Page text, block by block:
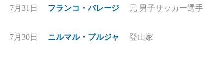
7月31日 フランコ・バレージ 元 男子サッカー選手
7月30日 ニルマル・プルジャ 登山家